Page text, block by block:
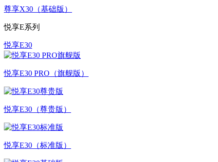
尊享X30（基础版）
悦享E系列
悦享E30
悦享E30 PRO（旗舰版）
悦享E30（尊贵版）
悦享E30（标准版）